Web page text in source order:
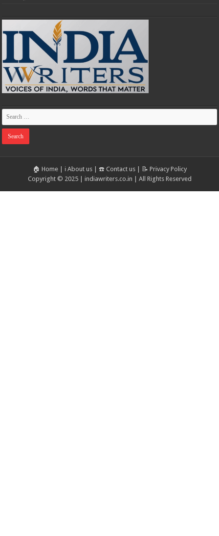
🏠 Home| ℹ️ About us| ☎️ Contact us| 📝 Privacy Policy
Copyright © 2025 | indiawriters.co.in | All Rights Reserved